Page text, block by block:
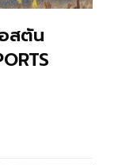
สตัน